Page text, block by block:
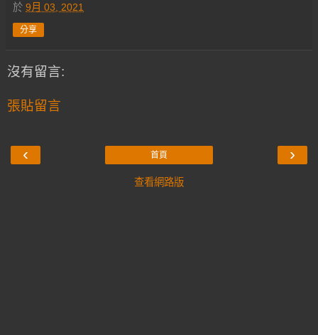
於 9月 03, 2021
分享
沒有留言:
張貼留言
‹ ›
首頁
查看網路版